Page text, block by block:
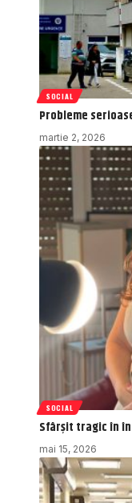
SOCIAL
Probleme
martie 2, 2026
SOCIAL
Sfârșit tragic în
mai 15, 2026